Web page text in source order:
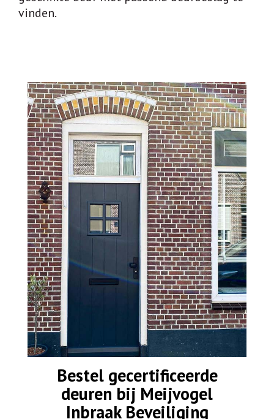
vinden.
Bestel gecertificeerde
deuren bij Meijvogel
Inbraak Beveiliging